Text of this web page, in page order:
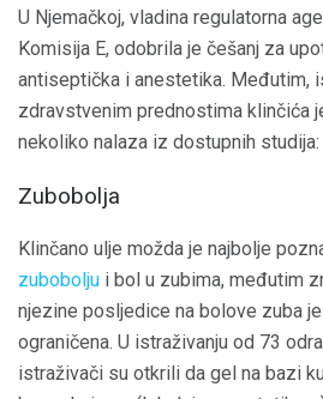
U Njemačkoj, vladina regulatorna
Komisija E, odobrila je češanj za
antiseptička i anestetika. Međutim,
zdravstvenim prednostima klinčića
nekoliko nalaza iz dostupnih studija:
Zubobolja
Klinčano ulje možda je najbolje
zubobolju i bol u zubima, međutim
njezine posljedice na bolove zuba
ograničena. U istraživanju od 73
istraživači su otkrili da gel na bazi